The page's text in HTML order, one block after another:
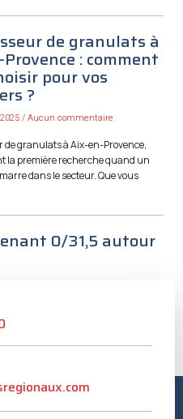
de granulats à
: comment
pour vos
?
Aucun commentaire
de granulats à Aix-en-Provence,
la première recherche quand un
dans le secteur. Que vous
0/31,5 autour
autour d’Avignon est une
un chantier de terrassement ou